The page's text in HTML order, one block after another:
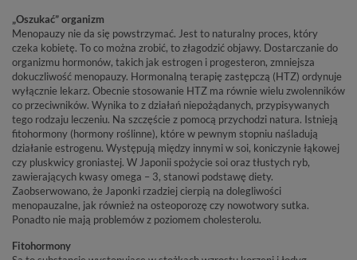
„Oszukać” organizm
Menopauzy nie da się powstrzymać. Jest to naturalny proces, który
czeka kobietę. To co można zrobić, to złagodzić objawy. Dostarczanie do
organizmu hormonów, takich jak estrogen i progesteron, zmniejsza
dokuczliwość menopauzy. Hormonalną terapię zastępczą (HTZ) ordynuje
wyłącznie lekarz. Obecnie stosowanie HTZ ma równie wielu zwolenników
co przeciwników. Wynika to z działań niepożądanych, przypisywanych
tego rodzaju leczeniu. Na szczęście z pomocą przychodzi natura. Istnieją
fitohormony (hormony roślinne), które w pewnym stopniu naśladują
działanie estrogenu. Występują między innymi w soi, koniczynie łąkowej
czy pluskwicy groniastej. W Japonii spożycie soi oraz tłustych ryb,
zawierających kwasy omega – 3, stanowi podstawę diety.
Zaobserwowano, że Japonki rzadziej cierpią na dolegliwości
menopauzalne, jak również na osteoporozę czy nowotwory sutka.
Ponadto nie mają problemów z poziomem cholesterolu.
Fitohormony